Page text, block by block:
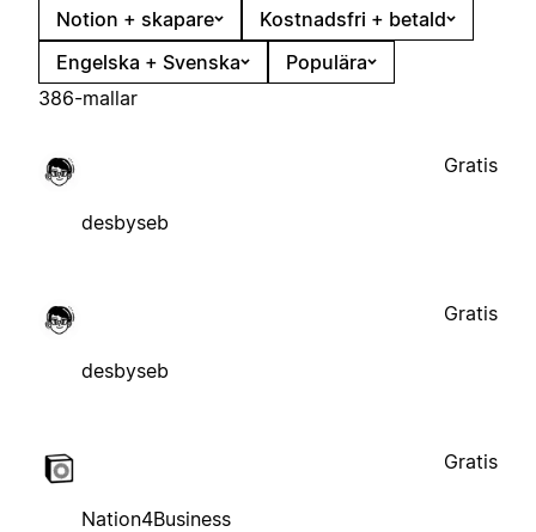
Notion + skapare
Kostnadsfri + betald
Engelska + Svenska
Populära
386-mallar
desbyseb
Gratis
desbyseb
Gratis
Nation4Business
Gratis